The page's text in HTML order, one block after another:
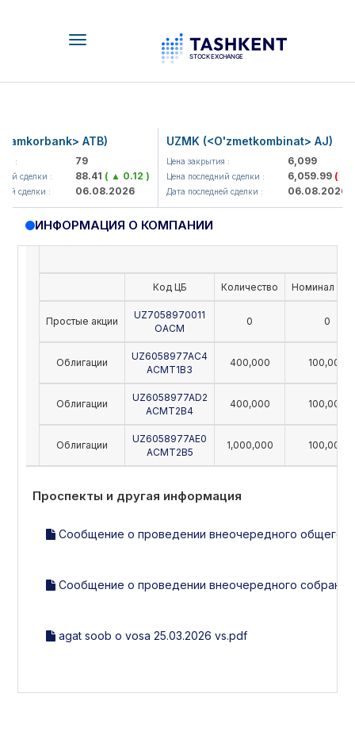
Toggle
ATB)
79
сделки : 88.41( ▲ 0.12 )
сделки : 06.08.2026
UZMK (<O'zmetkombinat> AJ)
Цена закрытия : 6,099
Цена последний сделки : 6,059.99( ▼
Дата последней сделки : 06.08.2026
ИНФОРМАЦИЯ О КОМПАНИИ
Код ЦБ Количество Номинал
Простые акции
UZ7058970011
OACM
0 0
Облигации
UZ6058977AC4
ACMT1B3
400,000 100,000
Облигации
UZ6058977AD2
ACMT2B4
400,000 100,000
Облигации
UZ6058977AE0
ACMT2B5
1,000,000 100,000
Проспекты и другая информация
Сообщение о проведении внеочередного общего
Сообщение о проведении внеочередного собрания
agat soob o vosa 25.03.2026 vs.pdf